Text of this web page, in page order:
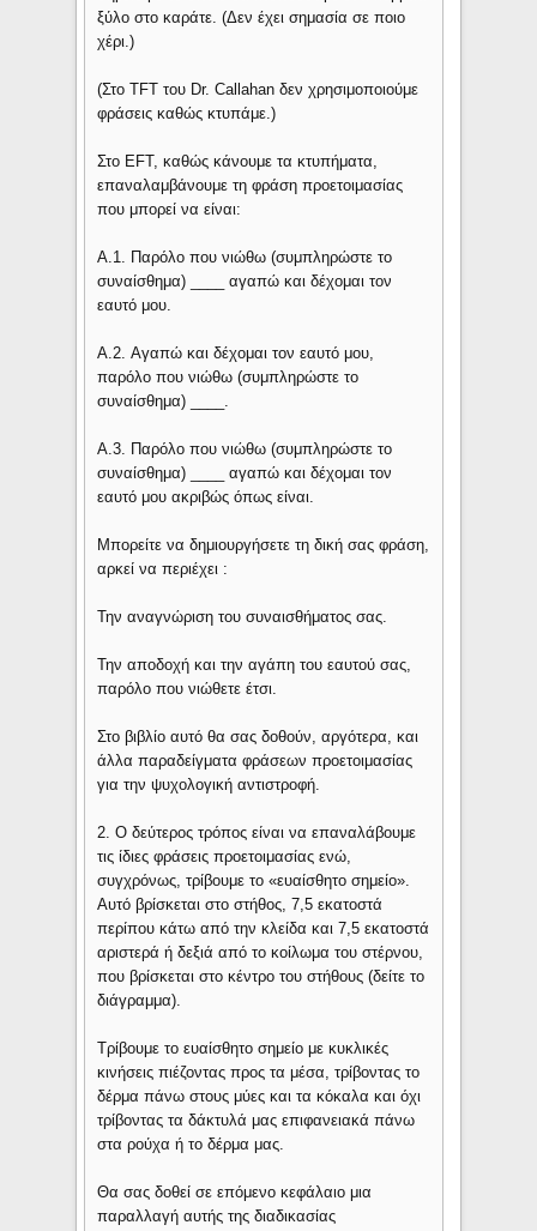
ξύλο στο καράτε. (Δεν έχει σημασία σε ποιο
χέρι.)
(Στο TFT του Dr. Callahan δεν χρησιμοποιούμε
φράσεις καθώς κτυπάμε.)
Στο EFT, καθώς κάνουμε τα κτυπήματα,
επαναλαμβάνουμε τη φράση προετοιμασίας
που μπορεί να είναι:
A.1. Παρόλο που νιώθω (συμπληρώστε το
συναίσθημα) ____ αγαπώ και δέχομαι τον
εαυτό μου.
A.2. Αγαπώ και δέχομαι τον εαυτό μου,
παρόλο που νιώθω (συμπληρώστε το
συναίσθημα) ____.
A.3. Παρόλο που νιώθω (συμπληρώστε το
συναίσθημα) ____ αγαπώ και δέχομαι τον
εαυτό μου ακριβώς όπως είναι.
Μπορείτε να δημιουργήσετε τη δική σας φράση,
αρκεί να περιέχει :
Την αναγνώριση του συναισθήματος σας.
Την αποδοχή και την αγάπη του εαυτού σας,
παρόλο που νιώθετε έτσι.
Στο βιβλίο αυτό θα σας δοθούν, αργότερα, και
άλλα παραδείγματα φράσεων προετοιμασίας
για την ψυχολογική αντιστροφή.
2. Ο δεύτερος τρόπος είναι να επαναλάβουμε
τις ίδιες φράσεις προετοιμασίας ενώ,
συγχρόνως, τρίβουμε το «ευαίσθητο σημείο».
Αυτό βρίσκεται στο στήθος, 7,5 εκατοστά
περίπου κάτω από την κλείδα και 7,5 εκατοστά
αριστερά ή δεξιά από το κοίλωμα του στέρνου,
που βρίσκεται στο κέντρο του στήθους (δείτε το
διάγραμμα).
Τρίβουμε το ευαίσθητο σημείο με κυκλικές
κινήσεις πιέζοντας προς τα μέσα, τρίβοντας το
δέρμα πάνω στους μύες και τα κόκαλα και όχι
τρίβοντας τα δάκτυλά μας επιφανειακά πάνω
στα ρούχα ή το δέρμα μας.
Θα σας δοθεί σε επόμενο κεφάλαιο μια
παραλλαγή αυτής της διαδικασίας